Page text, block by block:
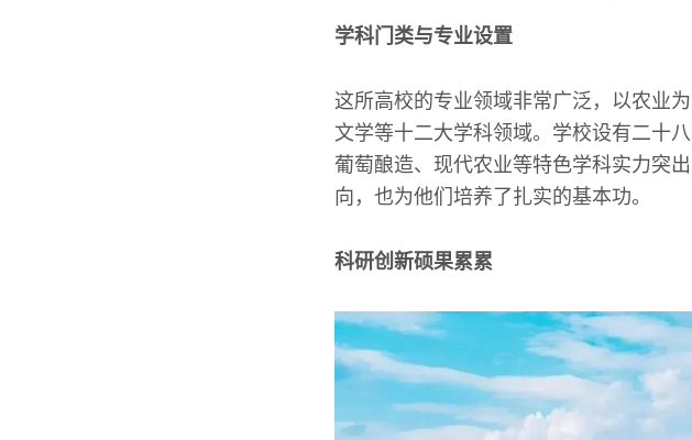
学科门类与专业设置
这所高校的专业领域非常广泛，以农业
文学等十二大学科领域。学校设有二十
葡萄酿造、现代农业等特色学科实力突
向，也为他们培养了扎实的基本功。
科研创新硕果累累